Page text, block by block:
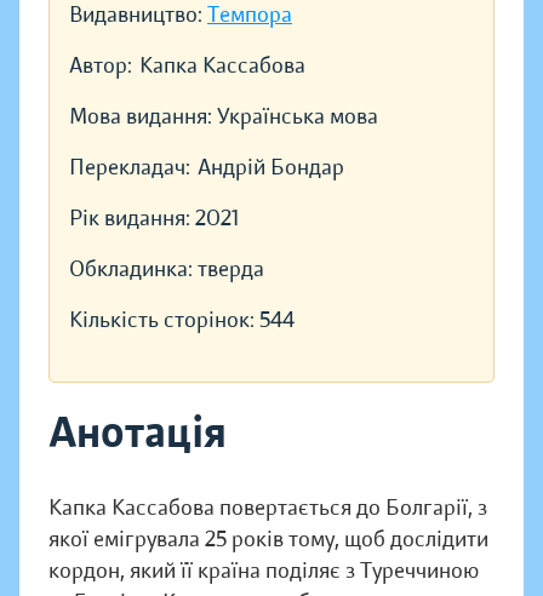
Видавництво: Темпора
Автор: Капка Кассабова
Мова видання: Українська мова
Перекладач: Андрій Бондар
Рік видання: 2021
Обкладинка: тверда
Кількість сторінок: 544
Анотація
Капка Кассабова повертається до Болгарії, з
якої емігрувала 25 років тому, щоб дослідити
кордон, який її країна поділяє з Туреччиною